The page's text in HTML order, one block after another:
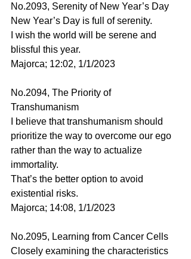
No.2093, Serenity of New Year’s Day
New Year’s Day is full of serenity.
I wish the world will be serene and
blissful this year.
Majorca; 12:02, 1/1/2023
No.2094, The Priority of
Transhumanism
I believe that transhumanism should
prioritize the way to overcome our ego
rather than the way to actualize
immortality.
That’s the better option to avoid
existential risks.
Majorca; 14:08, 1/1/2023
No.2095, Learning from Cancer Cells
Closely examining the characteristics